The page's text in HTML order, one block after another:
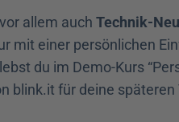
allem auch Technik-
mit einer persönlichen
du im Demo-Kurs
blink.it für deine